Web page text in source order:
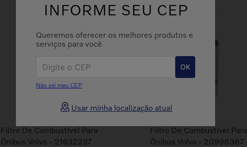
Filtro De Combustível Para
Ônibus Volvo - 21632237
Filtro De Combustível Para
Ônibus Volvo - 20998367
INFORME SEU CEP
Queremos oferecer os melhores produtos e
serviços para você
OK
Não sei meu CEP
Usar minha localização atual